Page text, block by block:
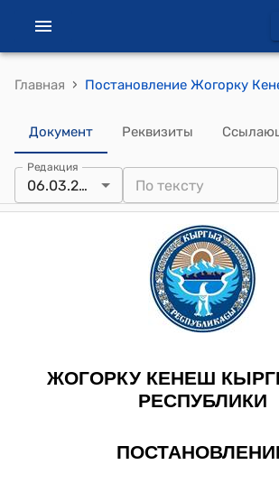
Главная ›
Документ Реквизиты
Редакция
06.03.2007